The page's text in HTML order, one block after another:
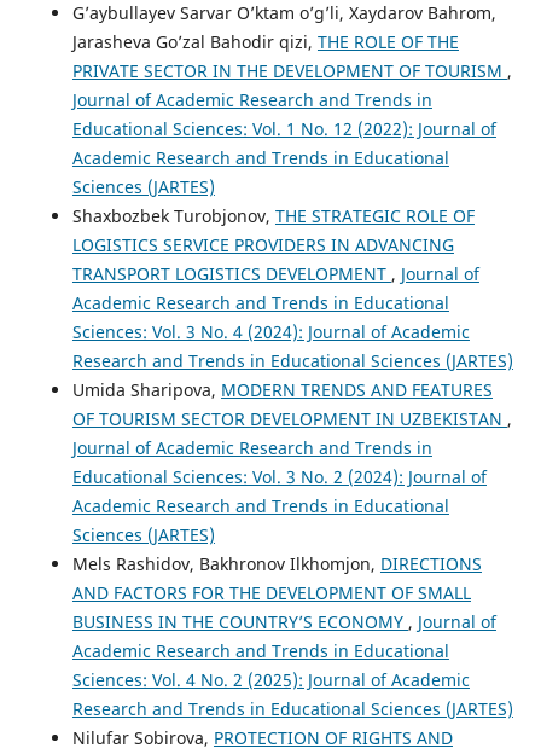
G’aybullayev Sarvar O’ktam o’g’li, Xaydarov Bahrom,
Jarasheva Go’zal Bahodir qizi, THE ROLE OF THE
PRIVATE SECTOR IN THE DEVELOPMENT OF TOURISM ,
Journal of Academic Research and Trends in
Educational Sciences: Vol. 1 No. 12 (2022): Journal of
Academic Research and Trends in Educational
Sciences (JARTES)
Shaxbozbek Turobjonov, THE STRATEGIC ROLE OF
LOGISTICS SERVICE PROVIDERS IN ADVANCING
TRANSPORT LOGISTICS DEVELOPMENT , Journal of
Academic Research and Trends in Educational
Sciences: Vol. 3 No. 4 (2024): Journal of Academic
Research and Trends in Educational Sciences (JARTES)
Umida Sharipova, MODERN TRENDS AND FEATURES
OF TOURISM SECTOR DEVELOPMENT IN UZBEKISTAN ,
Journal of Academic Research and Trends in
Educational Sciences: Vol. 3 No. 2 (2024): Journal of
Academic Research and Trends in Educational
Sciences (JARTES)
Mels Rashidov, Bakhronov Ilkhomjon, DIRECTIONS
AND FACTORS FOR THE DEVELOPMENT OF SMALL
BUSINESS IN THE COUNTRY’S ECONOMY , Journal of
Academic Research and Trends in Educational
Sciences: Vol. 4 No. 2 (2025): Journal of Academic
Research and Trends in Educational Sciences (JARTES)
Nilufar Sobirova, PROTECTION OF RIGHTS AND